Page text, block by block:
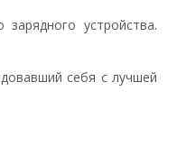
устройства.
себя с лучшей